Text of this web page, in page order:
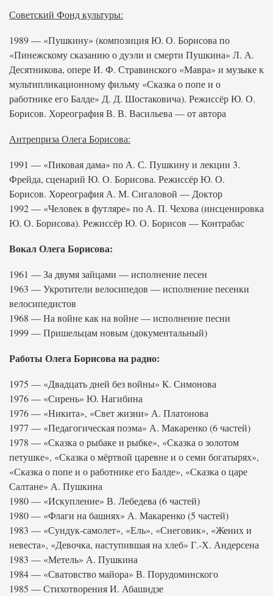
Советский Фонд культуры:
1989 — «Пушкину» (композиция Ю. О. Борисова по
«Пинежскому сказанию о дуэли и смерти Пушкина» Л. А.
Десятникова, опере И. Ф. Стравинского «Мавра» и музыке к
мультипликационному фильму «Сказка о попе и о
работнике его Балде» Д. Д. Шостаковича). Режиссёр Ю. О.
Борисов. Хореография В. В. Васильева — от автора
Антреприза Олега Борисова:
1991 — «Пиковая дама» по А. С. Пушкину и лекции 3.
Фрейда, сценарий Ю. О. Борисова. Режиссёр Ю. О.
Борисов. Хореография А. М. Сигаловой — Доктор
1992 — «Человек в футляре» по А. П. Чехова (инсценировка
Ю. О. Борисова). Режиссёр Ю. О. Борисов — Контрабас
Вокал Олега Борисова:
1961 — За двумя зайцами — исполнение песен
1963 — Укротители велосипедов — исполнение песенки
велосипедистов
1968 — На войне как на войне — исполнение песни
1999 — Пришельцам новым (документальный)
Работы Олега Борисова на радио:
1975 — «Двадцать дней без войны» К. Симонова
1976 — «Сирень» Ю. Нагибина
1976 — «Никита», «Свет жизни» А. Платонова
1977 — «Педагогическая поэма» А. Макаренко (6 частей)
1978 — «Сказка о рыбаке и рыбке», «Сказка о золотом
петушке», «Сказка о мёртвой царевне и о семи богатырях»,
«Сказка о попе и о работнике его Балде», «Сказка о царе
Салтане» А. Пушкина
1980 — «Искупление» В. Лебедева (6 частей)
1980 — «Флаги на башнях» А. Макаренко (5 частей)
1983 — «Сундук-самолет», «Ель», «Снеговик», «Жених и
невеста», «Девочка, наступившая на хлеб» Г.-Х. Андерсена
1983 — «Метель» А. Пушкина
1984 — «Сватовство майора» В. Порудоминского
1985 — Стихотворения И. Абашидзе